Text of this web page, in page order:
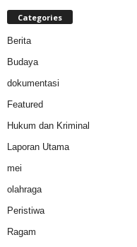
Categories
Berita
Budaya
dokumentasi
Featured
Hukum dan Kriminal
Laporan Utama
mei
olahraga
Peristiwa
Ragam